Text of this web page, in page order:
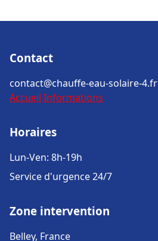
Contact
contact@chauffe-eau-solaire-4.fr
Accueil Informations
Horaires
Lun-Ven: 8h-19h
Service d'urgence 24/7
Zone intervention
Belley, France